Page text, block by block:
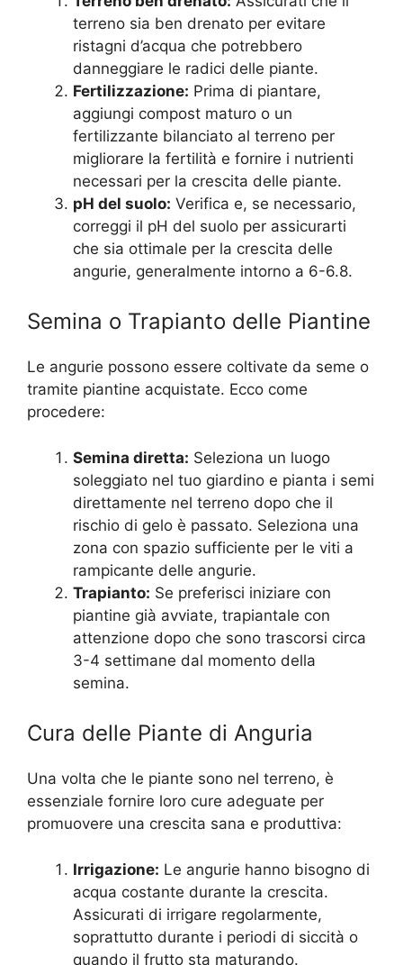
terreno sia ben drenato per evitare
ristagni d’acqua che potrebbero
danneggiare le radici delle piante.
Fertilizzazione: Prima di piantare,
aggiungi compost maturo o un
fertilizzante bilanciato al terreno per
migliorare la fertilità e fornire i nutrienti
necessari per la crescita delle piante.
pH del suolo: Verifica e, se necessario,
correggi il pH del suolo per assicurarti
che sia ottimale per la crescita delle
angurie, generalmente intorno a 6-6.8.
Semina o Trapianto delle Piantine
Le angurie possono essere coltivate da seme o
tramite piantine acquistate. Ecco come
procedere:
Semina diretta: Seleziona un luogo
soleggiato nel tuo giardino e pianta i semi
direttamente nel terreno dopo che il
rischio di gelo è passato. Seleziona una
zona con spazio sufficiente per le viti a
rampicante delle angurie.
Trapianto: Se preferisci iniziare con
piantine già avviate, trapiantale con
attenzione dopo che sono trascorsi circa
3-4 settimane dal momento della
semina.
Cura delle Piante di Anguria
Una volta che le piante sono nel terreno, è
essenziale fornire loro cure adeguate per
promuovere una crescita sana e produttiva:
Irrigazione: Le angurie hanno bisogno di
acqua costante durante la crescita.
Assicurati di irrigare regolarmente,
soprattutto durante i periodi di siccità o
quando il frutto sta maturando.